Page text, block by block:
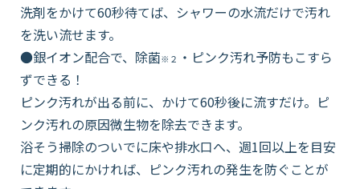
洗剤をかけて60秒待てば、シャワーの水流だけで汚れ
を洗い流せます。
●銀イオン配合で、除菌※２ ・ピンク汚れ予防もこすら
ずできる！
ピンク汚れが出る前に、かけて60秒後に流すだけ。ピ
ンク汚れの原因微生物を除去できます。
浴そう掃除のついでに床や排水口へ、週1回以上を目安
に定期的にかければ、ピンク汚れの発生を防ぐことが